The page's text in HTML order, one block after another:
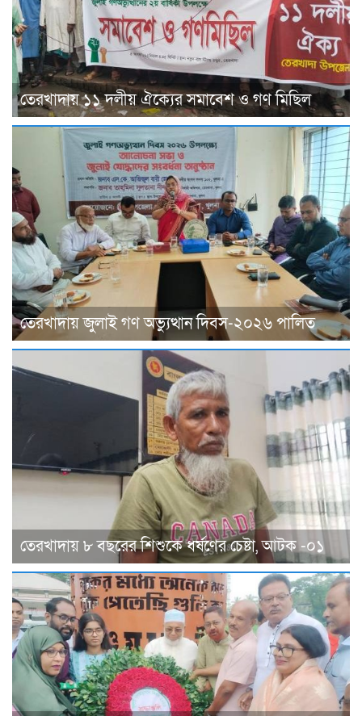
তেরখাদায় ১১ দলীয় ঐক্যের সমাবেশ ও গণ মিছিল
তেরখাদায় জুলাই গণ অভ্যুত্থান দিবস-২০২৬ পালিত
তেরখাদায় ৮ বছরের শিশুকে ধর্ষণের চেষ্টা, আটক -০১